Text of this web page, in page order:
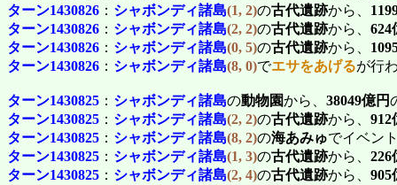
ターン1430826 ： シャボンディ諸島(1, 2)の古代遺跡から、
ターン1430826 ： シャボンディ諸島(2, 2)の古代遺跡から、 624
ターン1430826 ： シャボンディ諸島(0, 5)の古代遺跡から、
ターン1430826 ： シャボンディ諸島(8, 0)でエサをあげるが行
ターン1430825 ： シャボンディ諸島の動物園から、 38049億円
ターン1430825 ： シャボンディ諸島(2, 2)の古代遺跡から、 912
ターン1430825 ： シャボンディ諸島(8, 2)の海あみゅでイベン
ターン1430825 ： シャボンディ諸島(1, 3)の古代遺跡から、 226
ターン1430825 ： シャボンディ諸島(2, 4)の古代遺跡から、 905